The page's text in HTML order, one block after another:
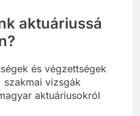
aktuáriussá
és végzettségek
szakmai vizsgák
aktuáriusokról